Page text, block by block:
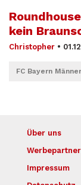
kein
Christopher •
FC Bayern Männer
Über uns
Impressum